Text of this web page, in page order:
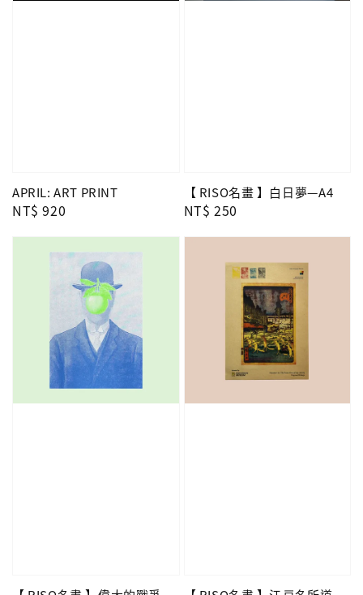
APRIL: ART PRINT
Regular
NT$ 920
【 RISO名畫 】白日夢—A4
Regular
NT$ 250